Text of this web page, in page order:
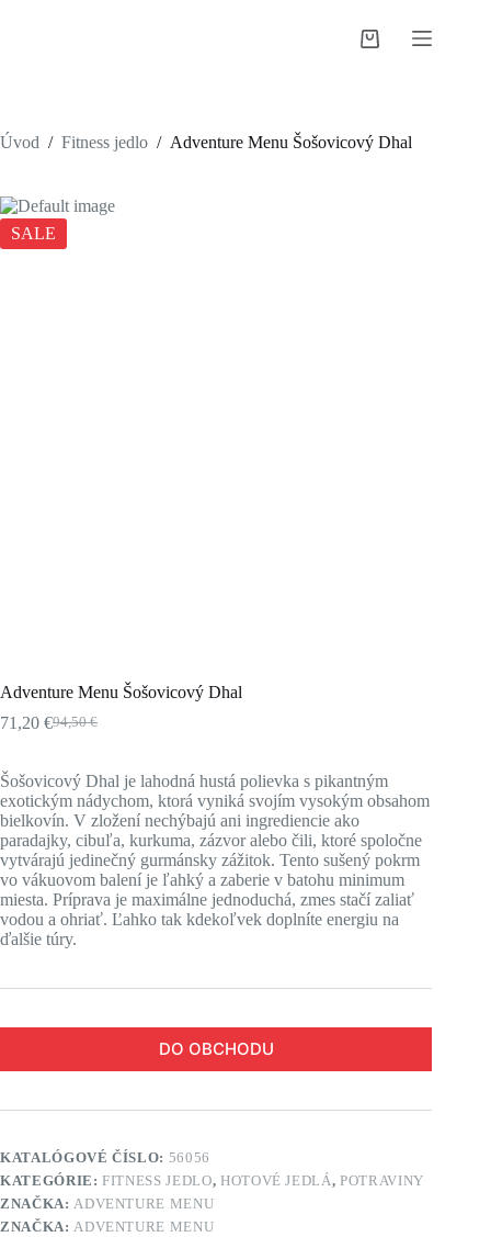
Shopping
Úvod / Fitness jedlo / Adventure Menu Šošovicový Dhal
SALE
Adventure Menu Šošovicový Dhal
94,50€
Pôvodná
bola:
94,50 €.
71,20 €Aktuálna
71,20 €.
Šošovicový Dhal je lahodná hustá polievka s pikantným
exotickým nádychom, ktorá vyniká svojím vysokým obsahom
bielkovín. V zložení nechýbajú ani ingrediencie ako
paradajky, cibuľa, kurkuma, zázvor alebo čili, ktoré spoločne
vytvárajú jedinečný gurmánsky zážitok. Tento sušený pokrm
vo vákuovom balení je ľahký a zaberie v batohu minimum
miesta. Príprava je maximálne jednoduchá, zmes stačí zaliať
vodou a ohriať. Ľahko tak kdekoľvek doplníte energiu na
ďalšie túry.
DO OBCHODU
KATALÓGOVÉ ČÍSLO: 56056
KATEGÓRIE:FITNESS JEDLO, HOTOVÉ JEDLÁ,POTRAVINY
ZNAČKA: ADVENTURE MENU
ZNAČKA: ADVENTURE MENU